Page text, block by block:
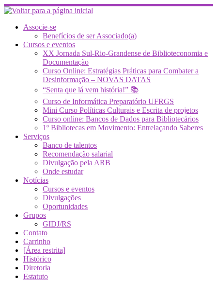
Skip
to
contentAssocie-se
Benefícios de ser Associado(a)
Cursos e eventos
XX Jornada Sul-Rio-Grandense de Biblioteconomia e
Documentação
Curso Online: Estratégias Práticas para Combater a
Desinformação – NOVAS DATAS
“Senta que lá vem história!” 📚
Curso de Informática Preparatório UFRGS
Mini Curso Políticas Culturais e Escrita de projetos
Curso online: Bancos de Dados para Bibliotecários
1º Bibliotecas em Movimento: Entrelaçando Saberes
Serviços
Banco de talentos
Recomendação salarial
Divulgação pela ARB
Onde estudar
Notícias
Cursos e eventos
Divulgações
Oportunidades
Grupos
GIDJ/RS
Contato
Carrinho
[Área restrita]
Histórico
Diretoria
Estatuto